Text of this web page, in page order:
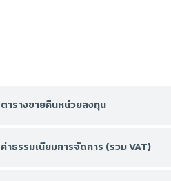
ตารางขายคืนหน่วยลงทุน
ค่าธรรมเนียมการจัดการ (รวม VAT)